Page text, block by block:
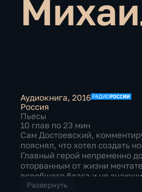
Аудиокнига, 2016
Россия
Пьесы
10 глав по 23 мин
Сам Достоевский,
пояснял, что хотел создать
Главный герой непременно
оторванным от жизни
всеобщего блага и не
Читает: Михаил Горевой
Развернуть